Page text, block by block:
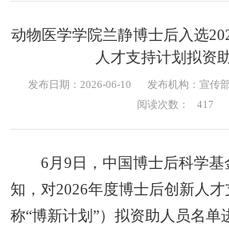
动物医学学院兰静博士后入选
人才支持计划拟资
发布日期：2026-06-10 发布机构：宣传部
阅读次数：
417
6月9日，中国博士后科学基
知，对2026年度博士后创新人
称“博新计划”）拟资助人员名单